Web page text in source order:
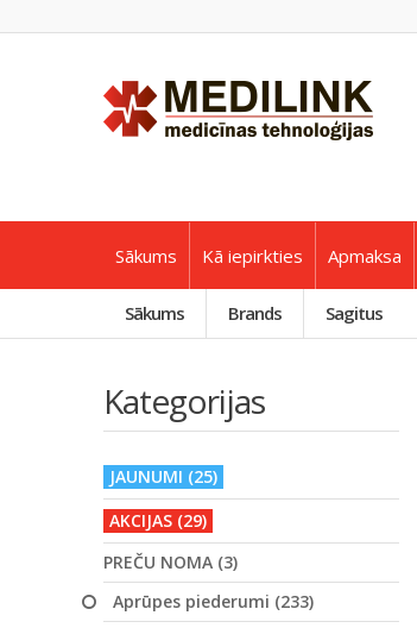
Sākums Kā iepirkties Apmaksa
Sākums Brands Sagitus
Kategorijas
JAUNUMI (25)
AKCIJAS (29)
PREČU NOMA (3)
Aprūpes piederumi (233)